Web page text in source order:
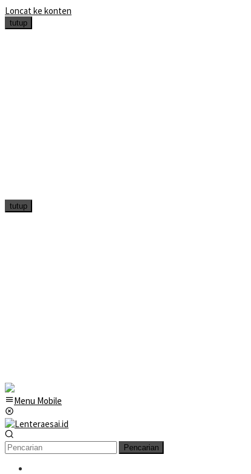
Loncat ke konten
tutup
tutup
Menu Mobile
Pencarian